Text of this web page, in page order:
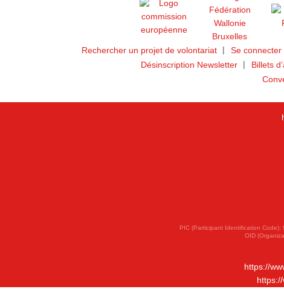
Rechercher un projet de volontariat Se connecter
Désinscription Newsletter
Billets
PIC (Participant Identification Code):
OID
https://